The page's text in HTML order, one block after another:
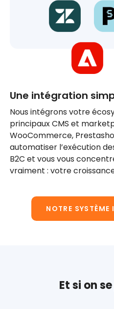
Une intégration
Nous intégrons votre
principaux CMS et
WooCommerce,
automatiser l’exécution
B2C et vous vous
vraiment : votre
NOTRE
Et si on